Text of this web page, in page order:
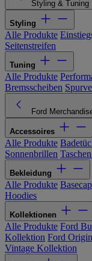
Styling & Tuning
Styling
Alle Produkte
Seitenstreifen
Tuning
Alle Produkte
Bremsscheiben
Ford
Accessoires
Alle Produkte
Sonnenbrillen
Bekleidung
Alle Produkte
Hoodies
Kollektionen
Alle Produkte Ford
Kollektion Ford
Vintage Kollektion